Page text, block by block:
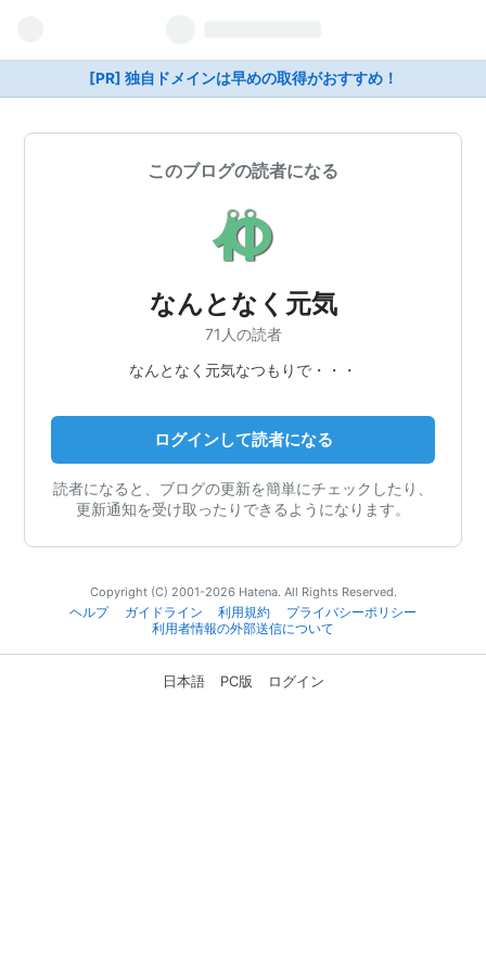
[PR] 独自ドメインは早めの取得がおすすめ！
このブログの読者になる
なんとなく元気
71人の読者
なんとなく元気なつもりで・・・
ログインして読者になる
読者になると、ブログの更新を簡単にチェックしたり、
更新通知を受け取ったりできるようになります。
Copyright (C) 2001-2026 Hatena. All Rights Reserved.
ヘルプ
ガイドライン 利用規約
プライバシーポリシー
利用者情報の外部送信について
日本語 PC版 ログイン